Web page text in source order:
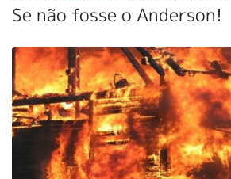
Se não fosse o Anderson!